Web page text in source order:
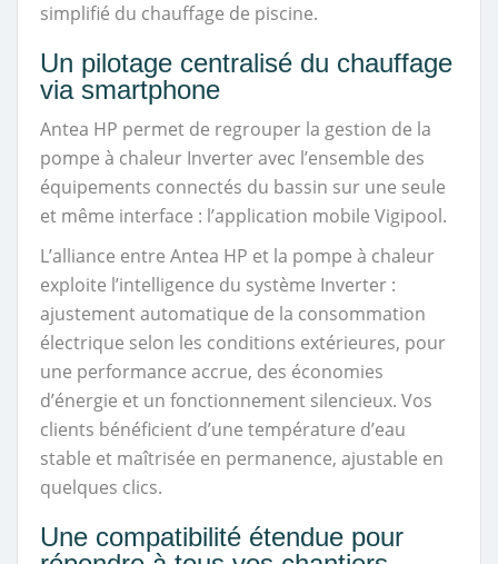
simplifié du chauffage de piscine.
Un pilotage centralisé du chauffage
via smartphone
Antea HP permet de regrouper la gestion de la
pompe à chaleur Inverter avec l’ensemble des
équipements connectés du bassin sur une seule
et même interface : l’application mobile Vigipool.
L’alliance entre Antea HP et la pompe à chaleur
exploite l’intelligence du système Inverter :
ajustement automatique de la consommation
électrique selon les conditions extérieures, pour
une performance accrue, des économies
d’énergie et un fonctionnement silencieux. Vos
clients bénéficient d’une température d’eau
stable et maîtrisée en permanence, ajustable en
quelques clics.
Une compatibilité étendue pour